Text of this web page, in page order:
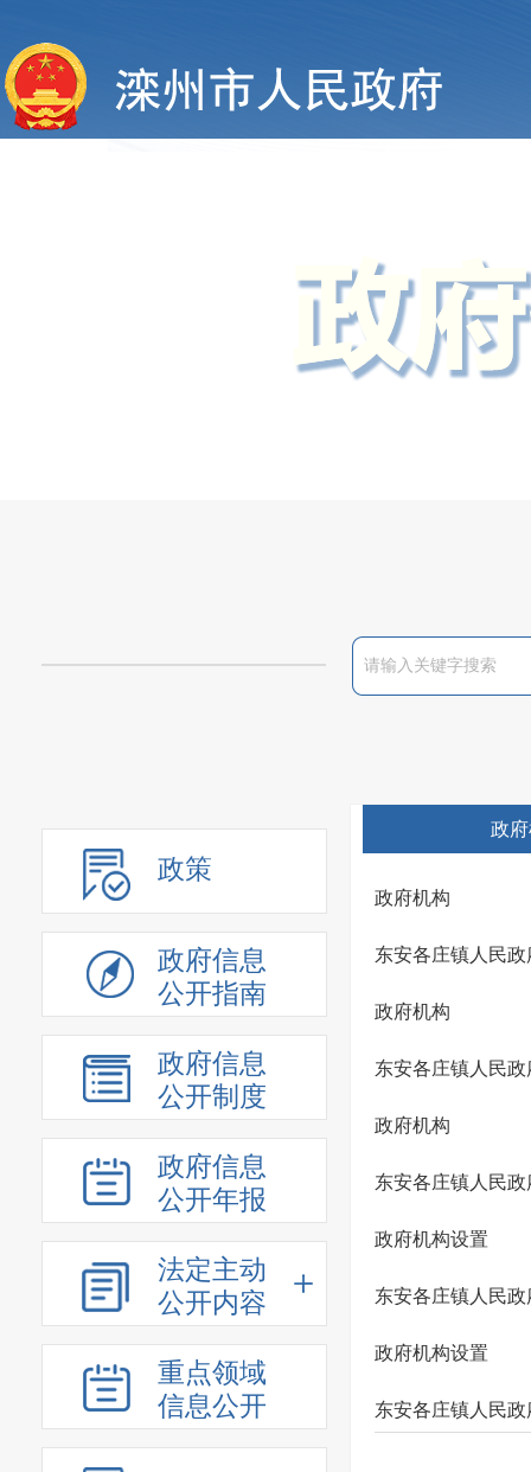
政策
政府信息
公开指南
政府信息
公开制度
政府信息
公开年报
法定主动
公开内容
重点领域
信息公开
政
政府机构
东安各庄镇人民
政府机构
东安各庄镇人民
政府机构
东安各庄镇人民
政府机构设置
东安各庄镇人民
政府机构设置
东安各庄镇人民